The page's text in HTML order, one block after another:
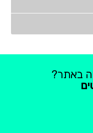
באתר?